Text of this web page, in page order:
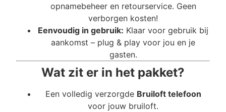
opnamebeheer en retourservice. Geen
verborgen kosten!
Eenvoudig in gebruik: Klaar voor gebruik bij
aankomst – plug & play voor jou en je
gasten.
Wat zit er in het pakket?
Een volledig verzorgde Bruiloft telefoon
voor jouw bruiloft.